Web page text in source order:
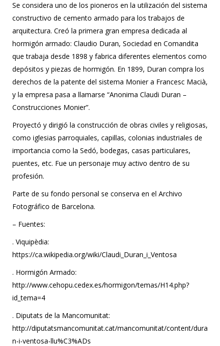
Se considera uno de los pioneros en la utilización del sistema
constructivo de cemento armado para los trabajos de
arquitectura. Creó la primera gran empresa dedicada al
hormigón armado: Claudio Duran, Sociedad en Comandita
que trabaja desde 1898 y fabrica diferentes elementos como
depósitos y piezas de hormigón. En 1899, Duran compra los
derechos de la patente del sistema Monier a Francesc Macià,
y la empresa pasa a llamarse “Anonima Claudi Duran –
Construcciones Monier”.
Proyectó y dirigió la construcción de obras civiles y religiosas,
como iglesias parroquiales, capillas, colonias industriales de
importancia como la Sedó, bodegas, casas particulares,
puentes, etc. Fue un personaje muy activo dentro de su
profesión.
Parte de su fondo personal se conserva en el Archivo
Fotográfico de Barcelona.
– Fuentes:
. Viquipèdia:
https://ca.wikipedia.org/wiki/Claudi_Duran_i_Ventosa
. Hormigón Armado:
http://www.cehopu.cedex.es/hormigon/temas/H14.php?
id_tema=4
. Diputats de la Mancomunitat:
http://diputatsmancomunitat.cat/mancomunitat/content/dura
n-i-ventosa-llu%C3%ADs